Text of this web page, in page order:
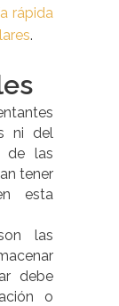
rápida
.
ni del
de las
tener
esta
las
debe
o